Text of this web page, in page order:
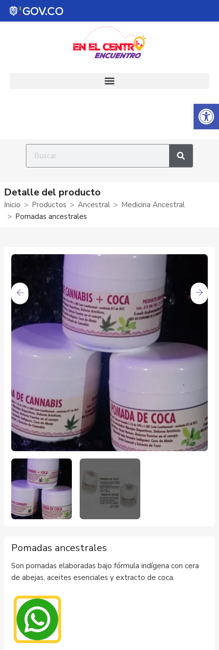
Abrir
Detalle del producto
Inicio Productos Ancestral
Medicina Ancestral
Pomadas ancestrales
Pomadas ancestrales
Son pomadas elaboradas bajo fórmula indígena con cera
de abejas, aceites esenciales y extracto de coca.